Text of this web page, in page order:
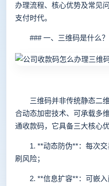
办理流程、核心优势及常见
支付时代。
### 一、三维码是什么？
三维码并非传统静态二维
合动态加密技术、可承载多
通收款码，它具备三大核心优
1. **动态防伪**：每次交
刷风险；
2. **信息扩容**：可嵌入